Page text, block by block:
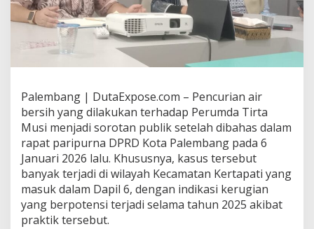
h
P
e
r
m
a
T
i
r
a
M
u
s
i
B
Palembang | DutaExpose.com – Pencurian air
bersih yang dilakukan terhadap Perumda Tirta
Musi menjadi sorotan publik setelah dibahas dalam
rapat paripurna DPRD Kota Palembang pada 6
Januari 2026 lalu. Khususnya, kasus tersebut
banyak terjadi di wilayah Kecamatan Kertapati yang
masuk dalam Dapil 6, dengan indikasi kerugian
yang berpotensi terjadi selama tahun 2025 akibat
praktik tersebut.